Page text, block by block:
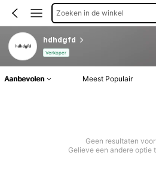
Zoeken in de winkel
hdhdgfd
Verkoper
Aanbevolen Meest Populair
Geen resultaten
Gelieve een andere optie